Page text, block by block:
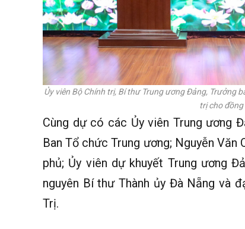
Ủy viên Bộ Chính trị, Bí thư Trung ương Đảng, Trưởng
trị cho đồng
Cùng dự có các Ủy viên Trung ương
Ban Tổ chức Trung ương; Nguyễn Văn
phủ; Ủy viên dự khuyết Trung ương
nguyên Bí thư Thành ủy Đà Nẵng và
Trị.